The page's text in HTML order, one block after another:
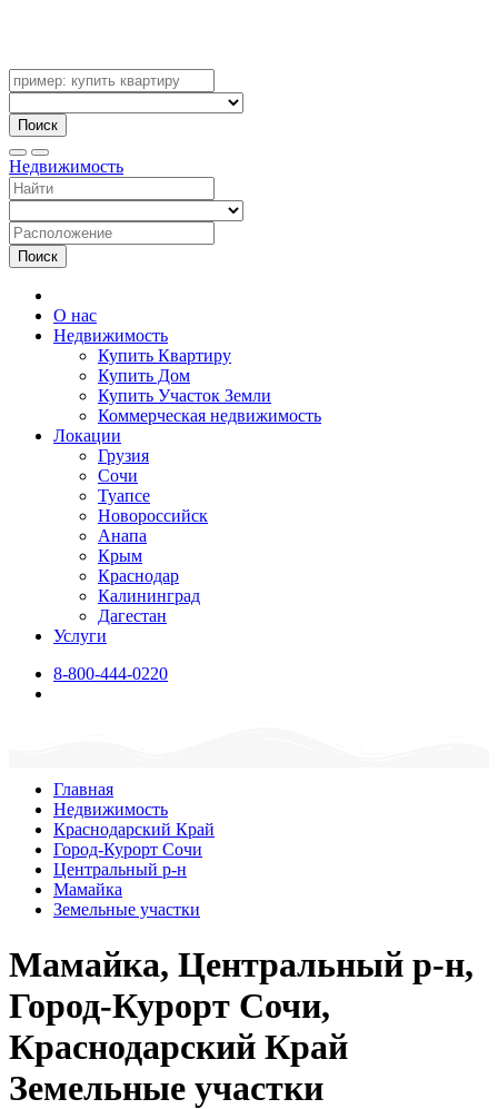
Поиск
Недвижимость
Поиск
О нас
Недвижимость
Купить Квартиру
Купить Дом
Купить Участок Земли
Коммерческая недвижимость
Локации
Грузия
Сочи
Туапсе
Новороссийск
Анапа
Крым
Краснодар
Калининград
Дагестан
Услуги
8-800-444-0220
Главная
Недвижимость
Краснодарский Край
Город-Курорт Сочи
Центральный р-н
Мамайка
Земельные участки
Мамайка, Центральный р-н,
Город-Курорт Сочи,
Краснодарский Край
Земельные участки